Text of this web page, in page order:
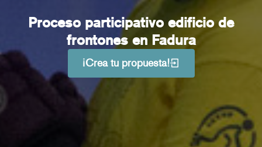
Proceso participativo edificio de
frontones en Fadura
¡Crea tu propuesta!